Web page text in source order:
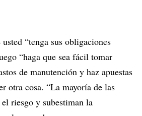
“tenga sus obligaciones
“haga que sea fácil tomar
de manutención y haz apuestas
otra cosa. “La mayoría de las
riesgo y subestiman la